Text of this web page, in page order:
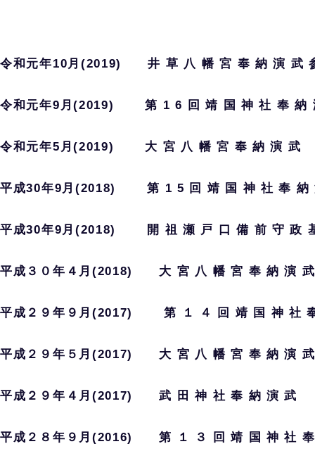
令和元年10月(2019) 井 草 八 幡 宮 奉 納 演 武
令和元年9月(2019) 第 1 6 回 靖 国 神 社 奉 納
令和元年5月(2019) 大 宮 八 幡 宮 奉 納 演 武
平成30年9月(2018) 第 1 5 回 靖 国 神 社 奉 納
平成30年9月(2018) 開 祖 瀬 戸 口 備 前 守 政
平成３０年４月(2018) 大 宮 八 幡 宮 奉 納 演 武
平成２９年９月(2017) 第 １ ４ 回 靖 国 神 社
平成２９年５月(2017) 大 宮 八 幡 宮 奉 納 演 武
平成２９年４月(2017) 武 田 神 社 奉 納 演 武
平成２８年９月(2016) 第 １ ３ 回 靖 国 神 社